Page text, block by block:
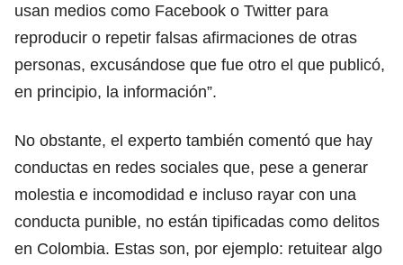
usan medios como Facebook o Twitter para
reproducir o repetir falsas afirmaciones de otras
personas, excusándose que fue otro el que publicó,
en principio, la información”.
No obstante, el experto también comentó que hay
conductas en redes sociales que, pese a generar
molestia e incomodidad e incluso rayar con una
conducta punible, no están tipificadas como delitos
en Colombia. Estas son, por ejemplo: retuitear algo